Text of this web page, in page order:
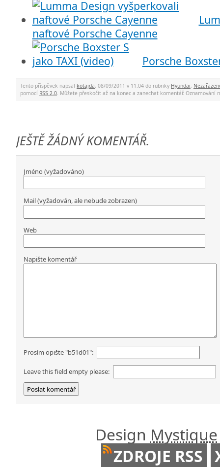
naftové Porsche Cayenne
Porsche
Tento příspěvek napsal kotajda, 08/09/2011 v 11.04 do rubriky Hyundai,
pomocí RSS 2.0. Můžete přeskočit až na konec a zanechat komentář. Oznamování
JEŠTĚ ŽÁDNÝ KOMENTÁŘ.
Jméno (vyžadováno)
Mail (vyžadován, ale nebude zobrazen)
Web
Napište komentář
Prosím opište "b51d01":
Leave this field empty please:
Design Mystique
ZDROJE RSS